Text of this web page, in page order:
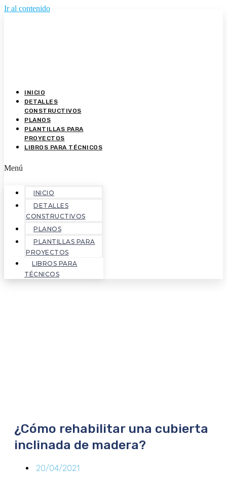
Ir al contenido
INICIO
DETALLES
CONSTRUCTIVOS
PLANOS
PLANTILLAS PARA
PROYECTOS
LIBROS PARA TÉCNICOS
Menú
INICIO
DETALLES
CONSTRUCTIVOS
PLANOS
PLANTILLAS PARA
PROYECTOS
LIBROS PARA
TÉCNICOS
¿Cómo rehabilitar una cubierta
inclinada de madera?
20/04/2021